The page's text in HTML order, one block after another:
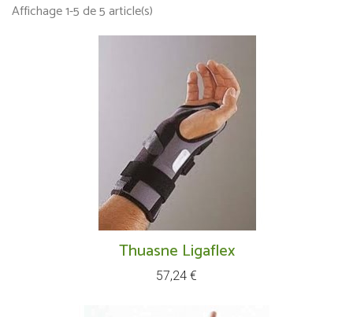
Affichage 1-5 de 5 article(s)
Thuasne Ligaflex
Prix
57,24 €